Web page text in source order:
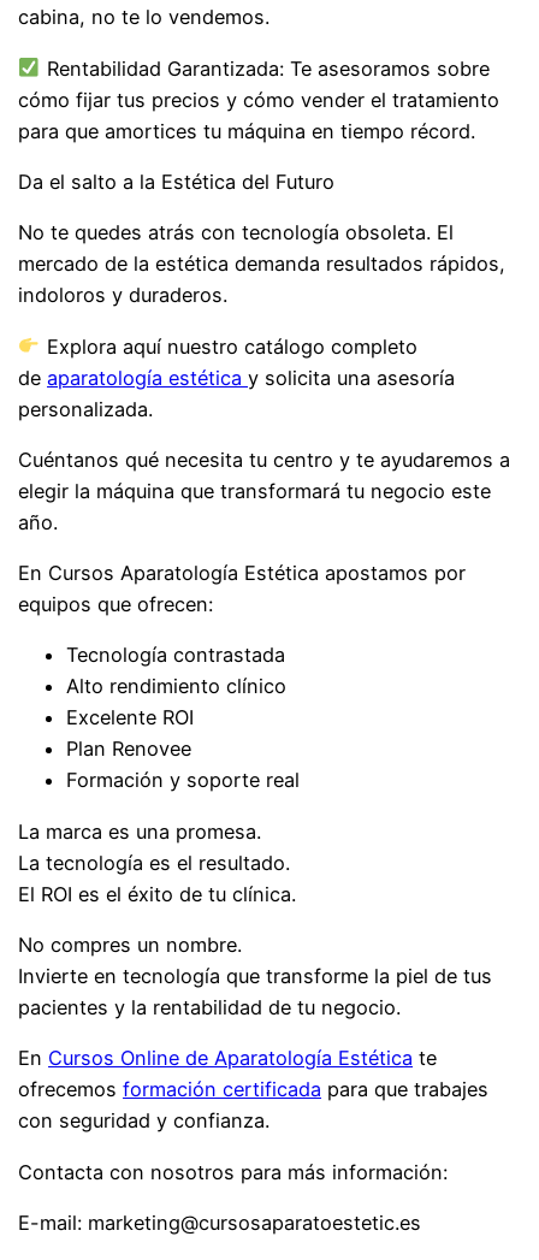
cabina, no te lo vendemos.
Rentabilidad Garantizada: Te asesoramos sobre
cómo fijar tus precios y cómo vender el tratamiento
para que amortices tu máquina en tiempo récord.
Da el salto a la Estética del Futuro
No te quedes atrás con tecnología obsoleta. El
mercado de la estética demanda resultados rápidos,
indoloros y duraderos.
Explora aquí nuestro catálogo completo
deaparatología estéticay solicita una asesoría
personalizada.
Cuéntanos qué necesita tu centro y te ayudaremos a
elegir la máquina que transformará tu negocio este
año.
En Cursos Aparatología Estética apostamos por
equipos que ofrecen:
Tecnología contrastada
Alto rendimiento clínico
Excelente ROI
Plan Renovee
Formación y soporte real
La marca es una promesa.
La tecnología es el resultado.
El ROI es el éxito de tu clínica.
No compres un nombre.
Invierte en tecnología que transforme la piel de tus
pacientes y la rentabilidad de tu negocio.
En Cursos Online de Aparatología Estética te
ofrecemosformación certificada para que trabajes
con seguridad y confianza.
Contacta con nosotros para más información:
E-mail: marketing@cursosaparatoestetic.es